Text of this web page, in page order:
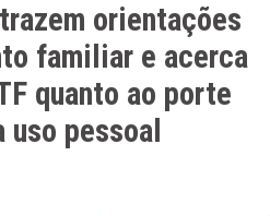
orientações
familiar e acerca
quanto ao porte
uso pessoal